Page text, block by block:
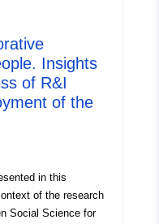
prvků musí
kanálu, proto
země. U kanálů,
být stále
kanálů
tak, aby se
spojily s
kanálu (např.
Insights
of R&I
of the
in this
of the research
Social Science for